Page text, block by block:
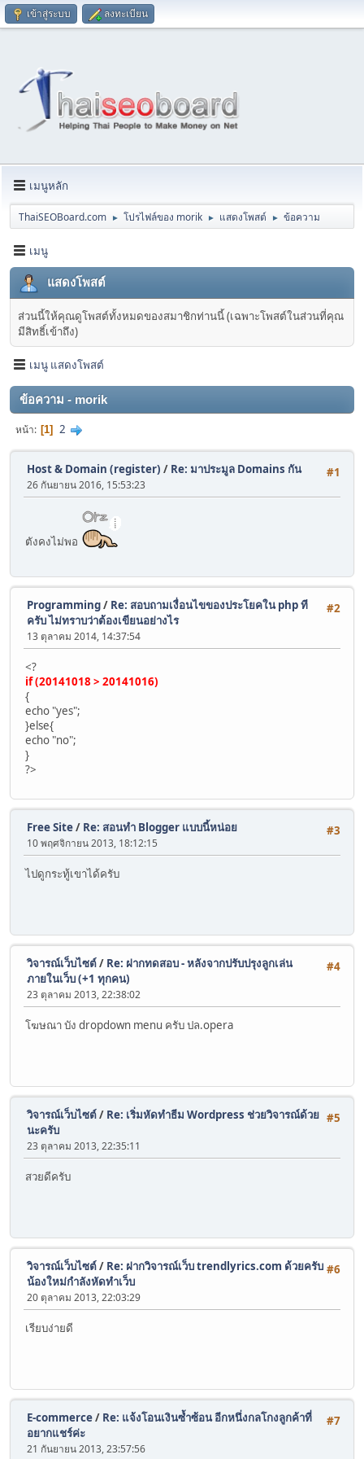
เข้าสู่ระบบ ลงทะเบียน
เมนูหลัก
ThaiSEOBoard.com ► โปรไฟล์ของ morik ► แสดงโพสต์ ► ข้อความ
เมนู
แสดงโพสต์
ส่วนนี้ให้คุณดูโพสต์ทั้งหมดของสมาชิกท่านนี้ (เฉพาะโพสต์ในส่วนที่คุณ
มีสิทธิ์เข้าถึง)
เมนู แสดงโพสต์
ข้อความ - morik
หน้า 1 2
#1
Host & Domain (register) / Re: มาประมูล Domains‎ กัน
26 กันยายน 2016, 15:53:23
ตังคงไม่พอ
#2
Programming/ Re: สอบถามเงื่อนไขของประโยคใน php ที
ครับ ไม่ทราบว่าต้องเขียนอย่างไร
13 ตุลาคม 2014, 14:37:54
<?
if (20141018 > 20141016)
{
echo "yes";
}else{
echo "no";
}
?>
#3
Free Site/ Re: สอนทำ Blogger แบบนี้หน่อย
10 พฤศจิกายน 2013, 18:12:15
ไปดูกระทู้เขาได้ครับ
#4
วิจารณ์เว็บไซต์/ Re: ฝากทดสอบ - หลังจากปรับปรุงลูกเล่น
ภายในเว็บ (+1 ทุกคน)
23 ตุลาคม 2013, 22:38:02
โฆษณา บัง dropdown menu ครับ ปล.opera
#5
วิจารณ์เว็บไซต์/ Re: เริ่มหัดทำธีม Wordpress ช่วยวิจารณ์ด้วย
นะครับ
23 ตุลาคม 2013, 22:35:11
สวยดีครับ
#6
วิจารณ์เว็บไซต์/ Re: ฝากวิจารณ์เว็บ trendlyrics.com ด้วยครับ
น้องใหม่กำลังหัดทำเว็บ
20 ตุลาคม 2013, 22:03:29
เรียบง่ายดี
#7
E-commerce/ Re: แจ้งโอนเงินซ้ำซ้อน อีกหนึ่งกลโกงลูกค้าที่
อยากแชร์ค่ะ
21 กันยายน 2013, 23:57:56